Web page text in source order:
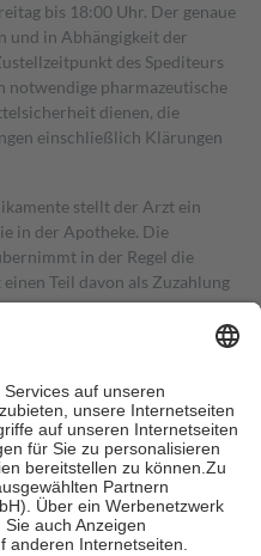
bis 18:00 Uhr. Der genaue
und in Abhängigkeit der
des Spediteurs
notwendige pharmazeutische
dienen, die
einschließlich Klärungen
stellt der Arzt ein
in der Apotheke. Die
in der Regel die
Teil davon als Zuzahlung
in Höhe von zehn
nie mehr als die tatsächlichen
für Online-Apotheken.
beträgt die
sowie zehn Euro je
für ihre eigene Gesundheit zu